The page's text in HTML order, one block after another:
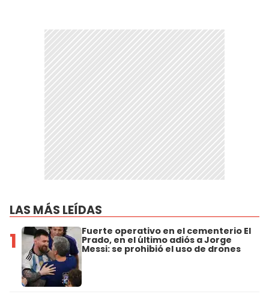
LAS MÁS LEÍDAS
1 Fuerte operativo en el cementerio El
Prado, en el último adiós a Jorge
Messi: se prohibió el uso de drones